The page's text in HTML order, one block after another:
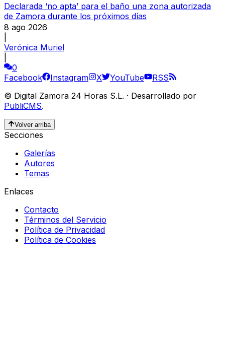
Declarada ‘no apta’ para el baño una zona autorizada
de Zamora durante los próximos días
8 ago 2026
Verónica Muriel
0
Facebook
Instagram X YouTube
RSS
© Digital Zamora 24 Horas S.L. · Desarrollado por
PubliCMS.
Volver arriba
Secciones
Galerías
Autores
Temas
Enlaces
Contacto
Términos del Servicio
Política de Privacidad
Política de Cookies